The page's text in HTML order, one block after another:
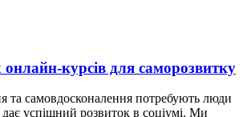
курсів для саморозвитку
та самовдосконалення потребують люди
дає успішний розвиток в соціумі. Ми